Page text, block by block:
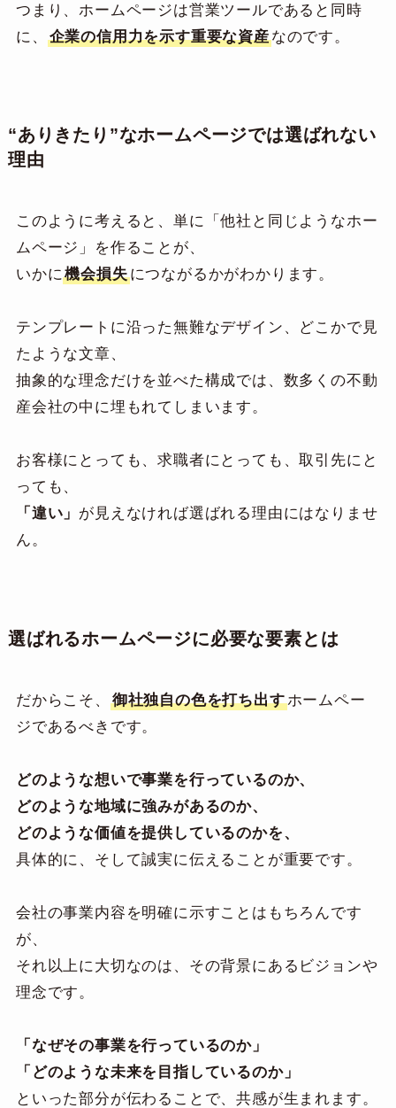
つまり、ホームページは営業ツールであると同時
に、
企業の信用力を示す重要な資産なのです。
“ありきたり”なホームページでは選ばれない
理由
このように考えると、単に「他社と同じようなホー
ムページ」を作ることが、
いかに機会損失につながるかがわかります。
テンプレートに沿った無難なデザイン、どこかで見
たような文章、
抽象的な理念だけを並べた構成では、数多くの不動
産会社の中に埋もれてしまいます。
お客様にとっても、求職者にとっても、取引先にと
っても、
「違い」 が見えなければ選ばれる理由にはなりませ
ん。
選ばれるホームページに必要な要素とは
だからこそ、 御社独自の色を打ち出すホームペー
ジであるべきです。
どのような想いで事業を行っているのか、
どのような地域に強みがあるのか、
どのような価値を提供しているのかを、
具体的に、そして誠実に伝えることが重要です。
会社の事業内容を明確に示すことはもちろんです
が、
それ以上に大切なのは、その背景にあるビジョンや
理念です。
「なぜその事業を行っているのか」
「どのような未来を目指しているのか」
といった部分が伝わることで、共感が生まれます。